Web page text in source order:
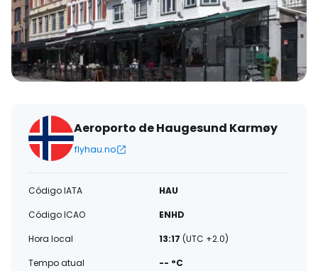
Aeroporto de Haugesund Karmøy
flyhau.no
Código IATA
HAU
Código ICAO
ENHD
Hora local
13:17 (UTC +2.0)
Tempo atual
-- °C